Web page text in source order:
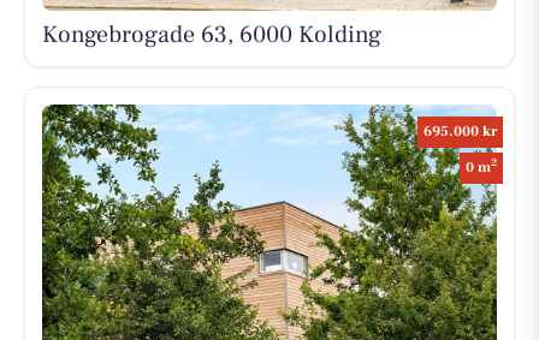
Kongebrogade 63, 6000 Kolding
695.000 kr
0 m2